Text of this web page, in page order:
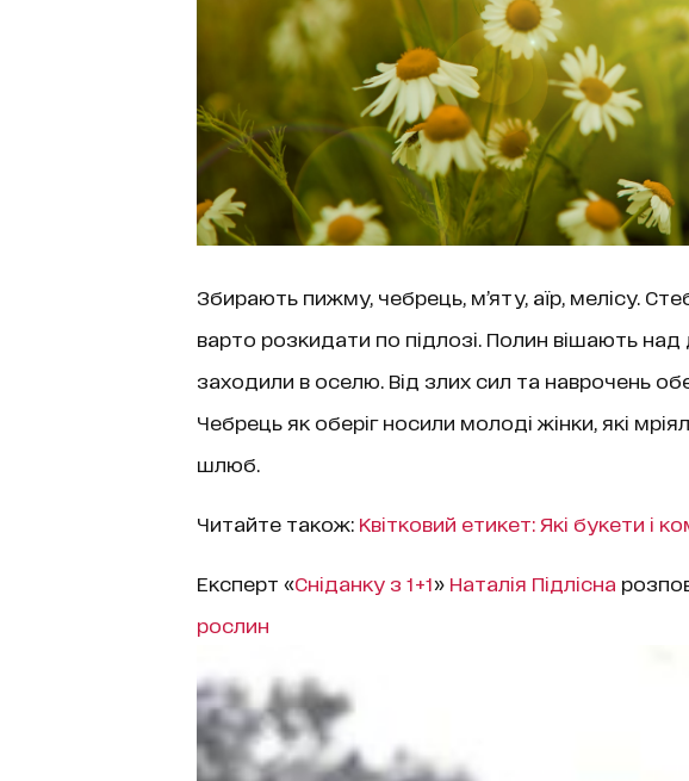
Збирають пижму, чебрець, м’яту, аїр, мелісу.
варто розкидати по підлозі. Полин вішають
заходили в оселю. Від злих сил та наврочень
Чебрець як оберіг носили молоді жінки, які
шлюб.
Читайте також: Квітковий етикет: Які букети і
Експерт «Сніданку з 1+1» Наталія Підлісна
рослин